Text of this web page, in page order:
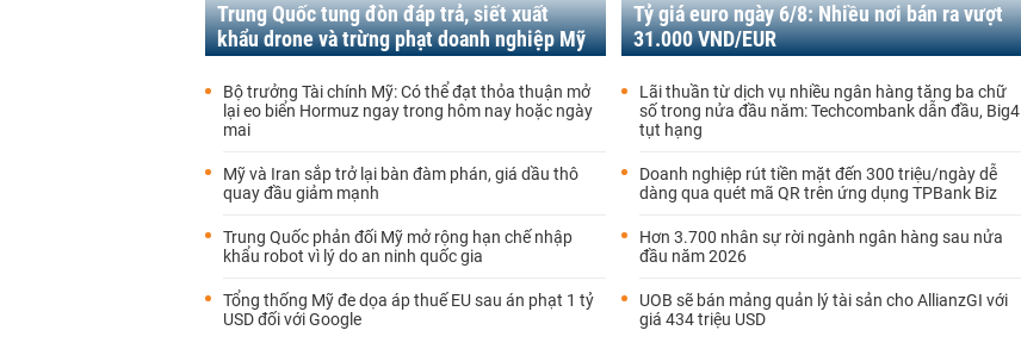
Trung Quốc tung đòn đáp trả, siết xuất
khẩu drone và trừng phạt doanh nghiệp Mỹ
Bộ trưởng Tài chính Mỹ: Có thể đạt thỏa thuận mở
lại eo biển Hormuz ngay trong hôm nay hoặc ngày
mai
Mỹ và Iran sắp trở lại bàn đàm phán, giá dầu thô
quay đầu giảm mạnh
Trung Quốc phản đối Mỹ mở rộng hạn chế nhập
khẩu robot vì lý do an ninh quốc gia
Tổng thống Mỹ đe dọa áp thuế EU sau án phạt 1 tỷ
USD đối với Google
Tỷ giá euro ngày 6/8: Nhiều nơi bán ra vượt
31.000 VND/EUR
Lãi thuần từ dịch vụ nhiều ngân hàng tăng ba chữ
số trong nửa đầu năm: Techcombank dẫn đầu, Big4
tụt hạng
Doanh nghiệp rút tiền mặt đến 300 triệu/ngày dễ
dàng qua quét mã QR trên ứng dụng TPBank Biz
Hơn 3.700 nhân sự rời ngành ngân hàng sau nửa
đầu năm 2026
UOB sẽ bán mảng quản lý tài sản cho AllianzGI với
giá 434 triệu USD